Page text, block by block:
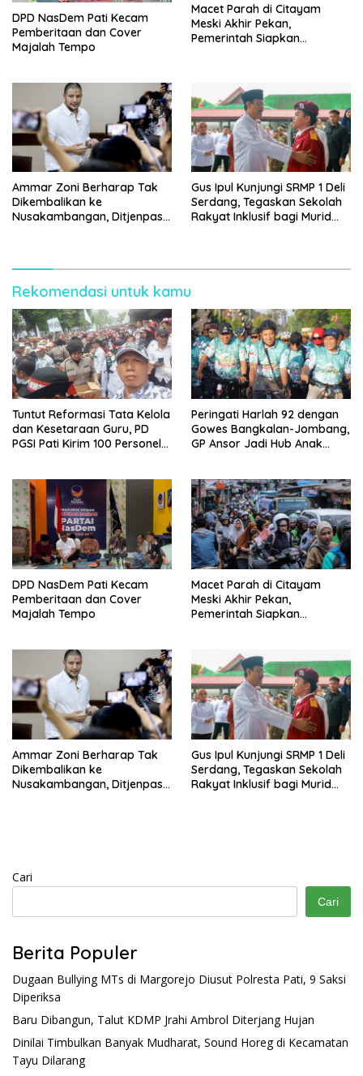
DPD NasDem Pati Kecam
Pemberitaan dan Cover
Majalah Tempo
Macet Parah di Citayam
Meski Akhir Pekan,
Pemerintah Siapkan
Ammar Zoni Berharap Tak
Dikembalikan ke
Nusakambangan, Ditjenpas
Gus Ipul Kunjungi SRMP 1 Deli
Serdang, Tegaskan Sekolah
Rakyat Inklusif bagi Murid
Rekomendasi untuk kamu
Tuntut Reformasi Tata Kelola
dan Kesetaraan Guru, PD
PGSI Pati Kirim 100 Personel
Peringati Harlah 92 dengan
Gowes Bangkalan-Jombang,
GP Ansor Jadi Hub Anak
DPD NasDem Pati Kecam
Pemberitaan dan Cover
Majalah Tempo
Macet Parah di Citayam
Meski Akhir Pekan,
Pemerintah Siapkan
Ammar Zoni Berharap Tak
Dikembalikan ke
Nusakambangan, Ditjenpas
Gus Ipul Kunjungi SRMP 1 Deli
Serdang, Tegaskan Sekolah
Rakyat Inklusif bagi Murid
Cari
Cari
Berita Populer
Dugaan Bullying MTs di Margorejo Diusut Polresta Pati, 9 Saksi
Diperiksa
Baru Dibangun, Talut KDMP Jrahi Ambrol Diterjang Hujan
Dinilai Timbulkan Banyak Mudharat, Sound Horeg di Kecamatan
Tayu Dilarang